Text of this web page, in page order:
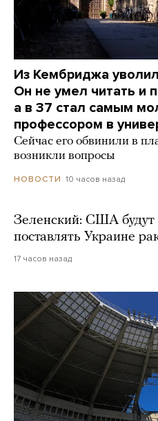
Из Кембриджа
Он не умел читать и
а в 37 стал самым
профессором в
Сейчас его обвинили в
возникли вопросы
НОВОСТИ 10 часов назад
Зеленский: США
поставлять Украине
17 часов назад